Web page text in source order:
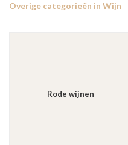
Overige categorieën in Wijn
Rode wijnen